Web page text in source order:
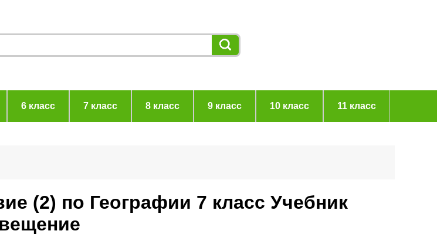
6 класс 7 класс 8 класс 9 класс 10 класс 11 класс
(2) по Географии 7 класс Учебник